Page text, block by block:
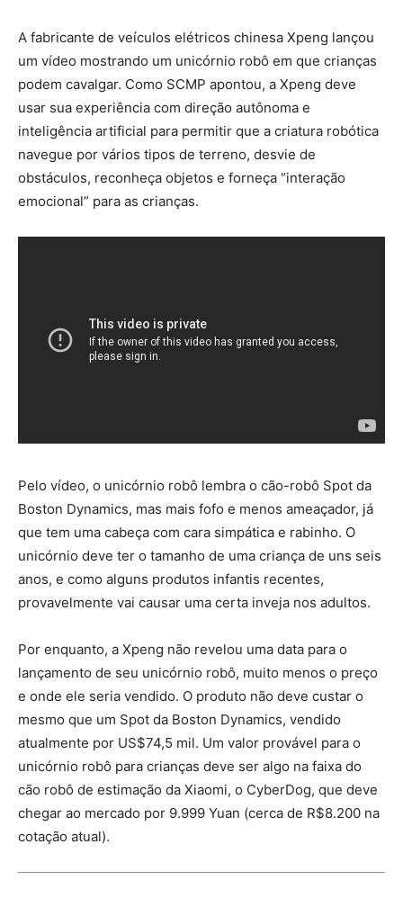
A fabricante de veículos elétricos chinesa Xpeng lançou
um vídeo mostrando um unicórnio robô em que crianças
podem cavalgar. Como SCMP apontou, a Xpeng deve
usar sua experiência com direção autônoma e
inteligência artificial para permitir que a criatura robótica
navegue por vários tipos de terreno, desvie de
obstáculos, reconheça objetos e forneça “interação
emocional” para as crianças.
Pelo vídeo, o unicórnio robô lembra o cão-robô Spot da
Boston Dynamics, mas mais fofo e menos ameaçador, já
que tem uma cabeça com cara simpática e rabinho. O
unicórnio deve ter o tamanho de uma criança de uns seis
anos, e como alguns produtos infantis recentes,
provavelmente vai causar uma certa inveja nos adultos.
Por enquanto, a Xpeng não revelou uma data para o
lançamento de seu unicórnio robô, muito menos o preço
e onde ele seria vendido. O produto não deve custar o
mesmo que um Spot da Boston Dynamics, vendido
atualmente por US$74,5 mil. Um valor provável para o
unicórnio robô para crianças deve ser algo na faixa do
cão robô de estimação da Xiaomi, o CyberDog, que deve
chegar ao mercado por 9.999 Yuan (cerca de R$8.200 na
cotação atual).